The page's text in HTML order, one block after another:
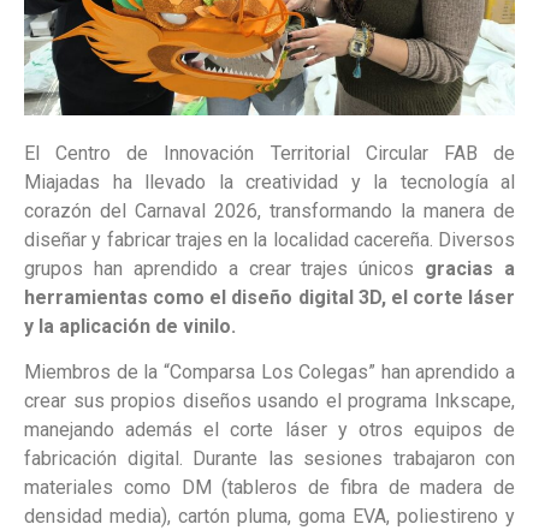
El Centro de Innovación Territorial Circular FAB de
Miajadas ha llevado la creatividad y la tecnología al
corazón del Carnaval 2026, transformando la manera de
diseñar y fabricar trajes en la localidad cacereña. Diversos
grupos han aprendido a crear trajes únicos gracias a
herramientas como el diseño digital 3D, el corte láser
y la aplicación de vinilo.
Miembros de la “Comparsa Los Colegas” han aprendido a
crear sus propios diseños usando el programa Inkscape,
manejando además el corte láser y otros equipos de
fabricación digital. Durante las sesiones trabajaron con
materiales como DM (tableros de fibra de madera de
densidad media), cartón pluma, goma EVA, poliestireno y